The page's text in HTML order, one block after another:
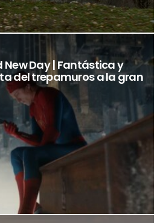
New Day | Fantástica y
del trepamuros a la gran